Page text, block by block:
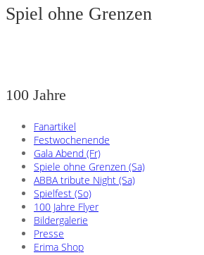
Spiel ohne Grenzen
100 Jahre
Fanartikel
Festwochenende
Gala Abend (Fr)
Spiele ohne Grenzen (Sa)
ABBA tribute Night (Sa)
Spielfest (So)
100 Jahre Flyer
Bildergalerie
Presse
Erima Shop